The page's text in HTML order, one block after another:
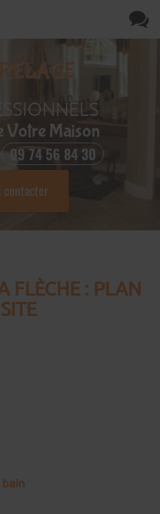
Votre Maison
09 74 56 84 30
contacter
FLÈCHE : PLAN
bain